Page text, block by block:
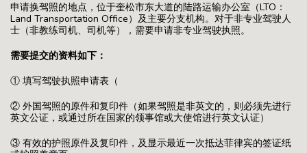
申请换驾照的地点，位于奎松市东大道的陆路运输办公室（LTO：
Land Transportation Office）及主要分支机构。对于非专业驾驶人
士（非教练司机、司机等），需要申请非专业驾驶执照。
需要提交的资料如下：
① 填写驾驶执照申请表（
② 外国驾照的原件和复印件（如果驾照是非英文的，则必须先进行
英文公证，或通过所在国家的领事馆或大使馆进行英文认证）
③ 有效的护照原件及复印件，及显示最近一次抵达菲律宾的签证纸